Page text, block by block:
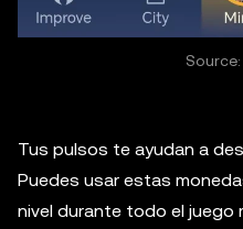
Tus pulsos te ayudan a
Puedes usar estas
nivel durante todo el